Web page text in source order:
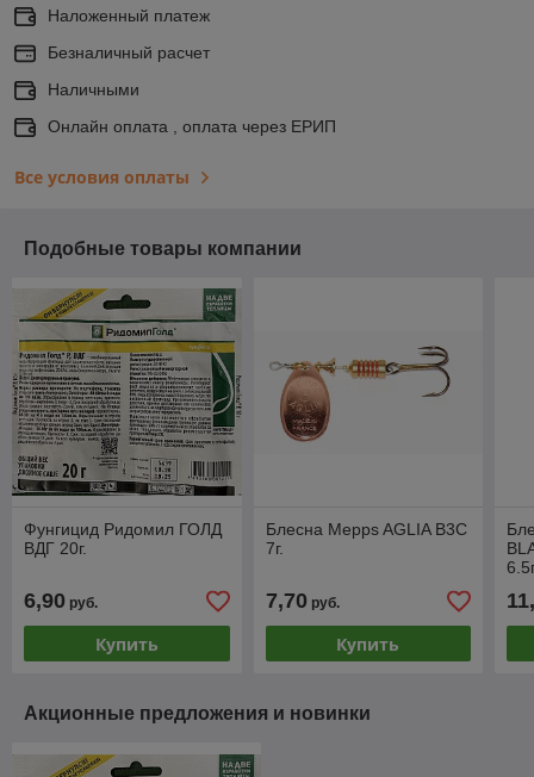
Наложенный платеж
Безналичный расчет
Наличными
Онлайн оплата , оплата через ЕРИП
Все условия оплаты
Подобные товары компании
Фунгицид Ридомил ГОЛД
ВДГ 20г.
6,90 руб.
Купить
Блесна Mepps AGLIA B3C
7г.
7,70руб.
Купить
Акционные предложения и новинки